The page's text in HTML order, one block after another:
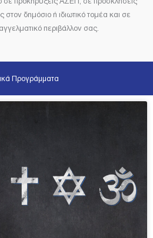
δημόσιο ή ιδιωτικό τομέα και σε
περιβάλλον σας.
Προγράμματα